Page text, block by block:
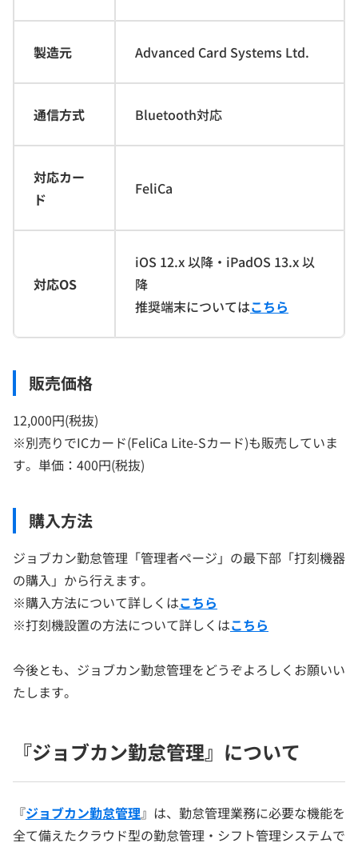
製造元 Advanced Card Systems Ltd.
通信方式 Bluetooth対応
対応カー
ド
FeliCa
対応OS
iOS 12.x 以降・iPadOS 13.x 以
降
推奨端末についてはこちら
販売価格
12,000円(税抜)
※別売りでICカード(FeliCa Lite-Sカード)も販売していま
す。単価：400円(税抜)
購入方法
ジョブカン勤怠管理「管理者ページ」の最下部「打刻機器
の購入」から行えます。
※購入方法について詳しくはこちら
※打刻機設置の方法について詳しくはこちら
今後とも、ジョブカン勤怠管理をどうぞよろしくお願いい
たします。
『ジョブカン勤怠管理』について
『ジョブカン勤怠管理』は、勤怠管理業務に必要な機能を
全て備えたクラウド型の勤怠管理・シフト管理システムで